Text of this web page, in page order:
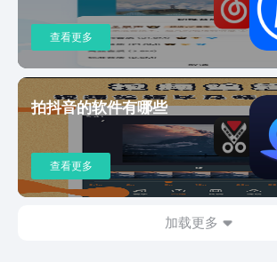
查看更多
拍抖音的软件有哪些
查看更多
加载更多